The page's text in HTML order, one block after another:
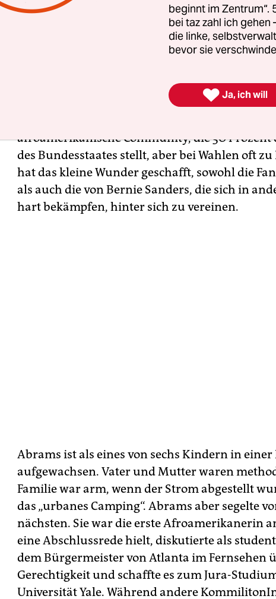
Schon jetzt, ein halbes Jahr vor den Wahlen,
Schwung in die Politik des konservativen
kandidiert an der Spitze einer breiten Allianz,
setzt Kontrapunkte gegen die Politik der
verteidigt die Rechte von Minderheiten, das
afroamerikanische Community, die 30
des Bundesstaates stellt, aber bei Wahlen oft
hat das kleine Wunder geschafft, sowohl die
als auch die von Bernie Sanders, die sich in
hart bekämpfen, hinter sich zu vereinen.
Abrams ist als eines von sechs Kindern in
aufgewachsen. Vater und Mutter waren
Familie war arm, wenn der Strom abgestellt
das „urbanes Camping“. Abrams aber segelte
nächsten. Sie war die erste Afroamerikanerin
eine Abschlussrede hielt, diskutierte als
dem Bürgermeister von Atlanta im Fernsehen
Gerechtigkeit und schaffte es zum Jura-
Universität Yale. Während andere
beginnt im Zentrum“.
bei taz zahl ich
die linke,
bevor sie
 Ja, ich will